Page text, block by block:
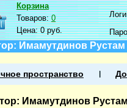
Корзина
Товаров:0
Цена:0 руб.
Имамутдинов
пространство
Имамутдинов